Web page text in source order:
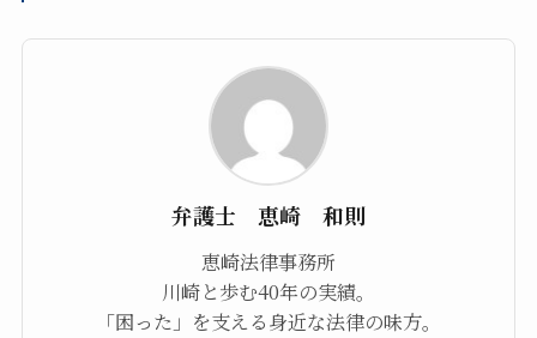
弁護士 恵崎 和則
恵崎法律事務所
川崎と歩む40年の実績。
「困った」を支える身近な法律の味方。